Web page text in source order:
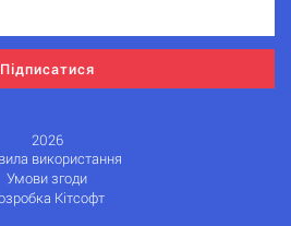
Підписатися
2026
використання
Умови згоди
Кітсофт